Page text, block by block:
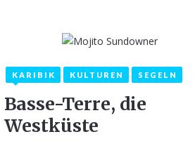
22. Februar 2021
KARIBIK KULTUREN SEGELN
Basse-Terre, die
Westküste